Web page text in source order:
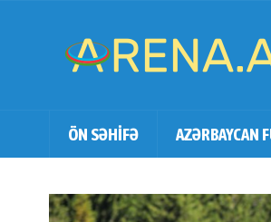
ÖN SƏHİFƏ AZƏRBAYCAN